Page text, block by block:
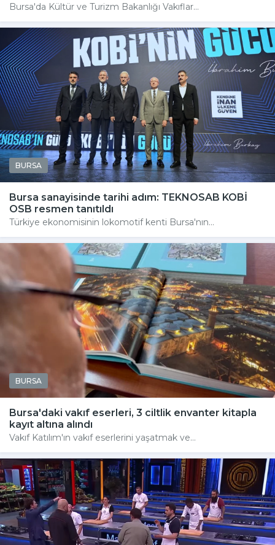
Bursa'da Kültür ve Turizm Bakanlığı Vakıflar...
BURSA
Bursa sanayisinde tarihi adım: TEKNOSAB KOBİ
OSB resmen tanıtıldı
Türkiye ekonomisinin lokomotif kenti Bursa'nın...
BURSA
Bursa'daki vakıf eserleri, 3 ciltlik envanter kitapla
kayıt altına alındı
Vakıf Katılım'ın vakıf eserlerini yaşatmak ve...